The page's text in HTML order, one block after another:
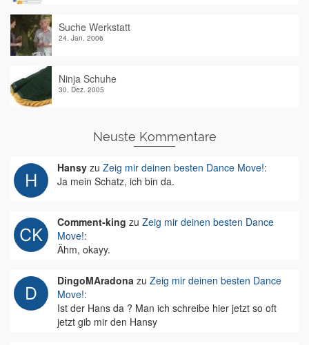
Suche Werkstatt
24. Jan. 2006
Ninja Schuhe
30. Dez. 2005
Neuste Kommentare
Hansy zu Zeig mir deinen besten Dance Move!:
Ja mein Schatz, ich bin da.
Comment-king zu Zeig mir deinen besten Dance
Move!:
Ähm, okayy.
DingoMAradona zu Zeig mir deinen besten Dance
Move!:
Ist der Hans da ? Man ich schreibe hier jetzt so oft
jetzt gib mir den Hansy